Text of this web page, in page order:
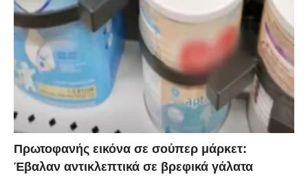
Πρωτοφανής εικόνα σε σούπερ μάρκετ:
Έβαλαν αντικλεπτικά σε βρεφικά γάλατα